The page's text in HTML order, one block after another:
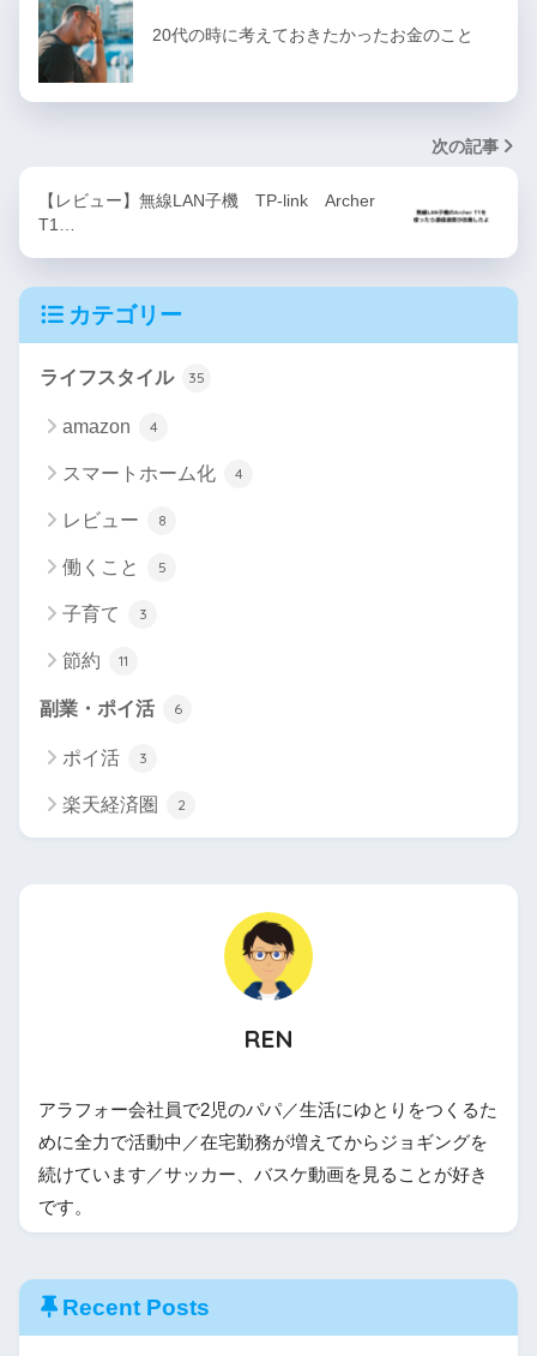
20代の時に考えておきたかったお金のこと
次の記事
【レビュー】無線LAN子機 TP-link Archer
T1…
カテゴリー
ライフスタイル 35
amazon 4
スマートホーム化 4
レビュー 8
働くこと 5
子育て 3
節約 11
副業・ポイ活 6
ポイ活 3
楽天経済圏 2
REN
アラフォー会社員で2児のパパ／生活にゆとりをつくるた
めに全力で活動中／在宅勤務が増えてからジョギングを
続けています／サッカー、バスケ動画を見ることが好き
です。
Recent Posts